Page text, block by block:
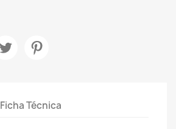
Ficha Técnica